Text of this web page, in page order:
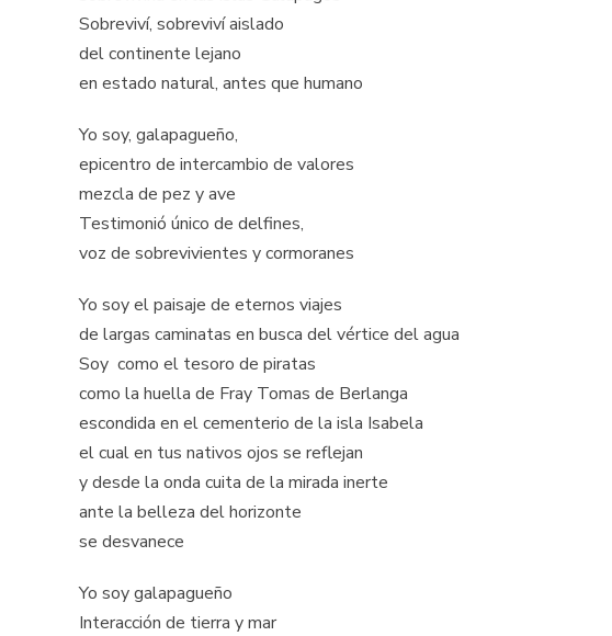
Sobreviví, sobreviví aislado
del continente lejano
en estado natural, antes que humano
Yo soy, galapagueño,
epicentro de intercambio de valores
mezcla de pez y ave
Testimonió único de delfines,
voz de sobrevivientes y cormoranes
Yo soy el paisaje de eternos viajes
de largas caminatas en busca del vértice del agua
Soy como el tesoro de piratas
como la huella de Fray Tomas de Berlanga
escondida en el cementerio de la isla Isabela
el cual en tus nativos ojos se reflejan
y desde la onda cuita de la mirada inerte
ante la belleza del horizonte
se desvanece
Yo soy galapagueño
Interacción de tierra y mar